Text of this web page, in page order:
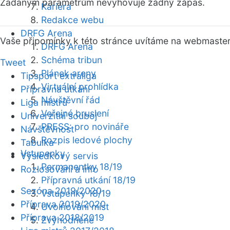
Kariéra
Redakce webu
DRFG Arena
DRFG Arena
Schéma tribun
Plánek areny
Virtuální prohlídka
Návštěvní řád
Veřejné bruslení
PRESS: pro novináře
Rozpis ledové plochy
Vstupenky
Permanentky 18/19
Přípravná utkání 18/19
Vstupenky 18/19
Uvolňování míst
Zvýhodněné
Zadaným parametrům nevyhovuje žádný zápas.
Vaše připomínky k této stránce uvítáme na webmaster
Tweet
Tipsport extraliga
Přípravná utkání
Liga mistrů
Univerzitní souboj
Návštěvnost
Tabulka
Výsledkový servis
Rozlosování a info
Sezóna 2019/2020
Příprava 2019/2020
Příprava 2018/2019